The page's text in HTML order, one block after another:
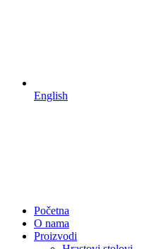
English
Početna
O nama
Proizvodi